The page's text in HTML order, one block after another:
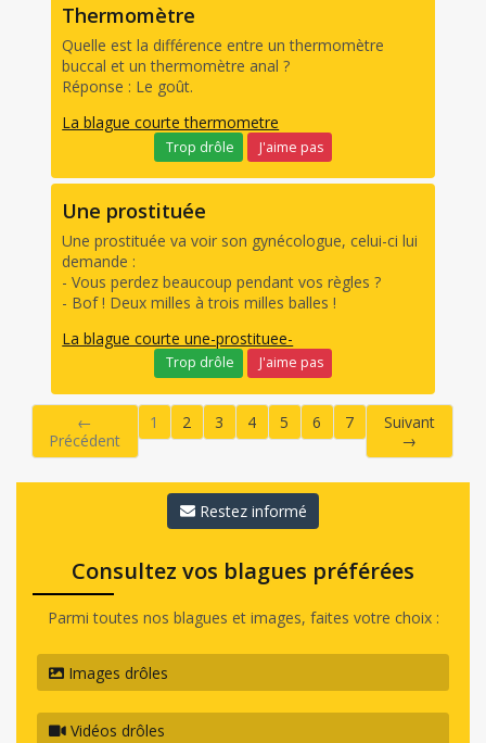
Thermomètre
Quelle est la différence entre un thermomètre
buccal et un thermomètre anal ?
Réponse : Le goût.
La blague courte thermometre
Trop drôle J'aime pas
Une prostituée
Une prostituée va voir son gynécologue, celui-ci lui
demande :
- Vous perdez beaucoup pendant vos règles ?
- Bof ! Deux milles à trois milles balles !
La blague courte une-prostituee-
Trop drôle J'aime pas
←
Précédent
1
2 3 4 5 6 7
Suivant
→
Restez informé
Consultez vos blagues préférées
Parmi toutes nos blagues et images, faites votre choix :
Images drôles
Vidéos drôles